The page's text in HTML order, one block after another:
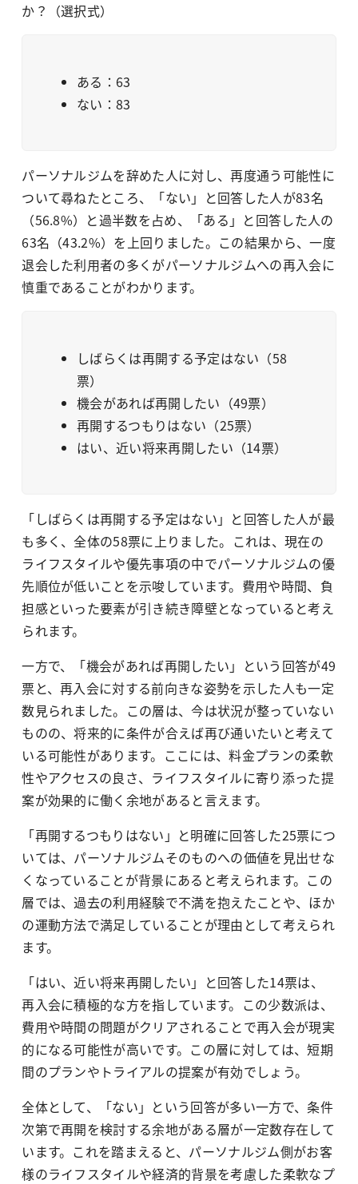
か？（選択式）
ある：63
ない：83
パーソナルジムを辞めた人に対し、再度通う可能性に
ついて尋ねたところ、「ない」と回答した人が83名
（56.8%）と過半数を占め、「ある」と回答した人の
63名（43.2%）を上回りました。この結果から、一度
退会した利用者の多くがパーソナルジムへの再入会に
慎重であることがわかります。
しばらくは再開する予定はない（58
票）
機会があれば再開したい（49票）
再開するつもりはない（25票）
はい、近い将来再開したい（14票）
「しばらくは再開する予定はない」と回答した人が最
も多く、全体の58票に上りました。これは、現在の
ライフスタイルや優先事項の中でパーソナルジムの優
先順位が低いことを示唆しています。費用や時間、負
担感といった要素が引き続き障壁となっていると考え
られます。
一方で、「機会があれば再開したい」という回答が49
票と、再入会に対する前向きな姿勢を示した人も一定
数見られました。この層は、今は状況が整っていない
ものの、将来的に条件が合えば再び通いたいと考えて
いる可能性があります。ここには、料金プランの柔軟
性やアクセスの良さ、ライフスタイルに寄り添った提
案が効果的に働く余地があると言えます。
「再開するつもりはない」と明確に回答した25票につ
いては、パーソナルジムそのものへの価値を見出せな
くなっていることが背景にあると考えられます。この
層では、過去の利用経験で不満を抱えたことや、ほか
の運動方法で満足していることが理由として考えられ
ます。
「はい、近い将来再開したい」と回答した14票は、
再入会に積極的な方を指しています。この少数派は、
費用や時間の問題がクリアされることで再入会が現実
的になる可能性が高いです。この層に対しては、短期
間のプランやトライアルの提案が有効でしょう。
全体として、「ない」という回答が多い一方で、条件
次第で再開を検討する余地がある層が一定数存在して
います。これを踏まえると、パーソナルジム側がお客
様のライフスタイルや経済的背景を考慮した柔軟なプ